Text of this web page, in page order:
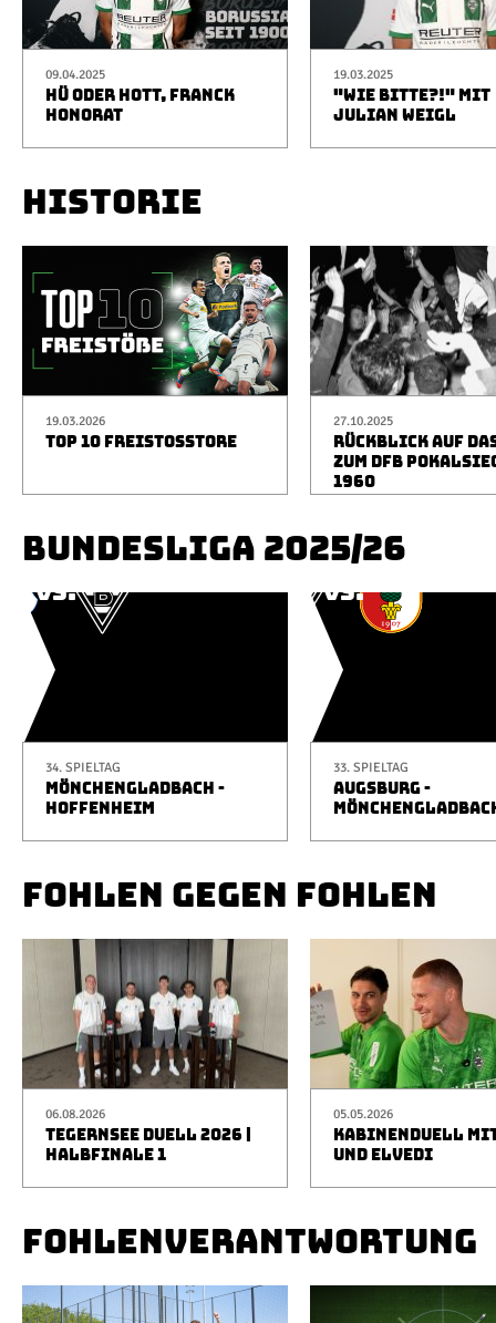
09.04.2025
HÜ ODER HOTT, FRANCK
HONORAT
19.03.2025
"WIE BITTE?!" MIT
JULIAN WEIGL
HISTORIE
19.03.2026
TOP 10 FREISTOSSTORE
27.10.2025
RÜCKBLICK AUF
ZUM DFB
1960
BUNDESLIGA 2025/26
34. SPIELTAG
MÖNCHENGLADBACH -
HOFFENHEIM
33. SPIELTAG
AUGSBURG -
FOHLEN GEGEN FOHLEN
06.08.2026
TEGERNSEE DUELL 2026 |
HALBFINALE 1
05.05.2026
KABINENDUELL
UND ELVEDI
FOHLENVERANTWORTUNG